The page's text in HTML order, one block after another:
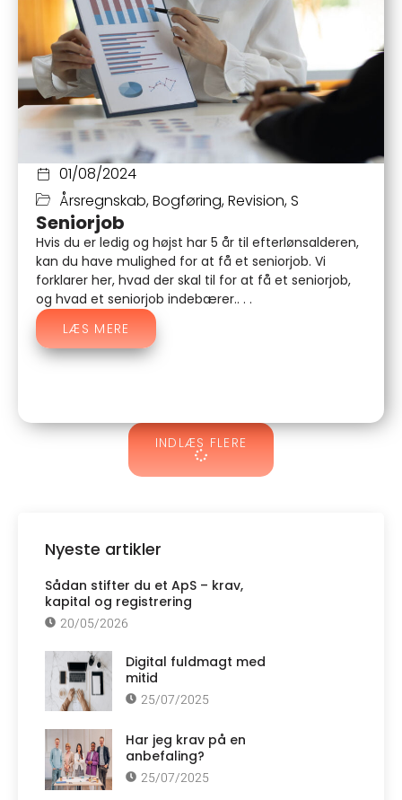
01/08/2024
Årsregnskab,Bogføring,Revision,S
Seniorjob
Hvis du er ledig og højst har 5 år til efterlønsalderen,
kan du have mulighed for at få et seniorjob. Vi
forklarer her, hvad der skal til for at få et seniorjob,
og hvad et seniorjob indebærer.. . .
LÆS MERE
INDLÆS FLERE
Nyeste artikler
Sådan stifter du et ApS – krav,
kapital og registrering
20/05/2026
Digital fuldmagt med
mitid
25/07/2025
Har jeg krav på en
anbefaling?
25/07/2025